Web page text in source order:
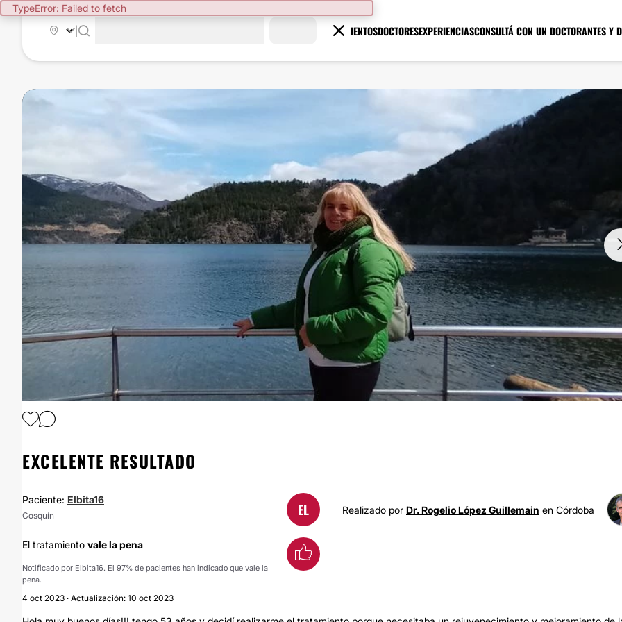
TypeError: Failed to fetch
TRATAMIENTOSDOCTORESEXPERIENCIASCONSULTÁ CON UN DOCTORANTES Y
EXCELENTE RESULTADO
Paciente: Elbita16
Cosquín EL Realizado por Dr. Rogelio López Guillemain en Córdoba
El tratamiento vale la pena
Notificado por Elbita16. El 97% de pacientes han indicado que vale la
pena.
4 oct 2023 · Actualización: 10 oct 2023